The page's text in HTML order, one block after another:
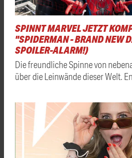
SPINNT MARVEL JETZT
"SPIDERMAN - BRAND NEW
SPOILER-ALARM!)
Die freundliche Spinne von
über die Leinwände dieser Welt.